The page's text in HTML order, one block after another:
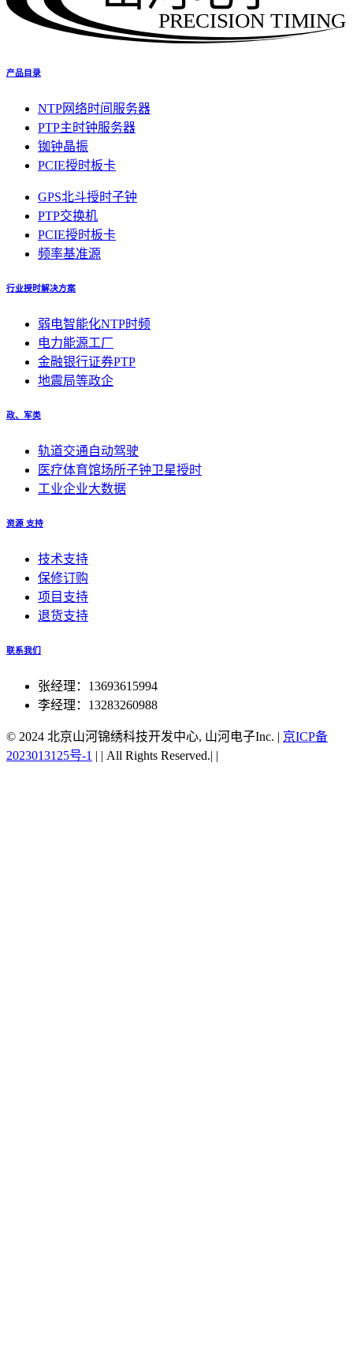
PRECISION TIMING
产品目录
NTP网络时间服务器
PTP主时钟服务器
铷钟晶振
PCIE授时板卡
GPS北斗授时子钟
PTP交换机
PCIE授时板卡
频率基准源
行业授时解决方案
弱电智能化NTP时频
电力能源工厂
金融银行证券PTP
地震局等政企
政、军类
轨道交通自动驾驶
医疗体育馆场所子钟卫星授时
工业企业大数据
资源 支持
技术支持
保修订购
项目支持
退货支持
联系我们
张经理：13693615994
李经理：13283260988
© 2024 北京山河锦绣科技开发中心, 山河电子Inc. | 京ICP备
2023013125号-1 | | All Rights Reserved.| |